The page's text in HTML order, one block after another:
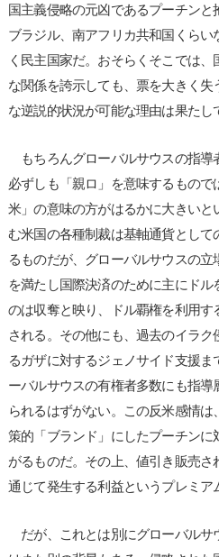
国主義侵略の元凶であるプーチン
ブラジル、南アフリカ共和国くら
く民主国家だ。おそらくそこでは
な関係を誇示しても、票を大きく失
な逆説的状況が可能な理由は果たし
もちろんグローバルサウスの指導
必ずしも「親ロ」を意味するもの
米」の意味の方がはるかに大きい
む米国の各種制裁は基軸通貨とし
るものだが、グローバルサウスの
を満たし国際決済のために主にドル
のは収奪と映り、ドル覇権を利用
される。その他にも、過去のイラ
るガザに対するジェノサイド支援
ーバルサウスの有権者多数にも指
られるはずがない。この反米感情
策的「ブランド」にしたプーチン
がるものだ。その上、値引き販売
通じて発生する利益というプレミア
だが、これとは別にグローバルサ